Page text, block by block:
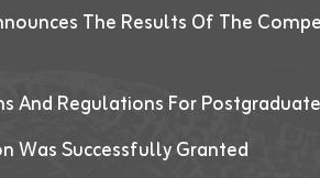
The Results Of The
And Regulations For
Was Successfully Granted